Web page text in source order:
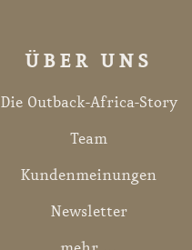
ÜBER UNS
Die Outback-Africa-Story
Team
Kundenmeinungen
Newsletter